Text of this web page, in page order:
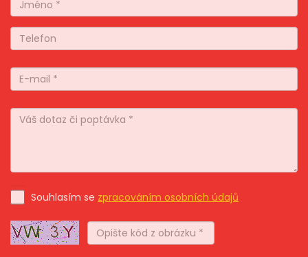
Souhlasím se zpracováním osobních údajů